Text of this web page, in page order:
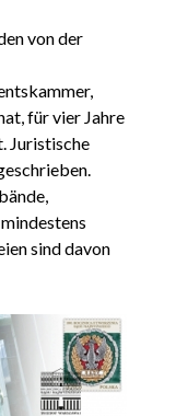
von der
für vier Jahre
Juristische
sind davon